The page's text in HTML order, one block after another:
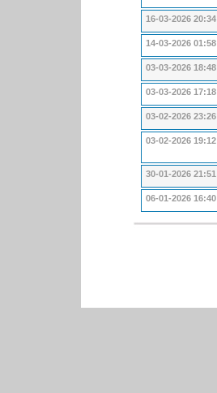
16-03-2026 20:34
14-03-2026 01:58
03-03-2026 18:48
03-03-2026 17:18
03-02-2026 23:26
03-02-2026 19:12
30-01-2026 21:51
06-01-2026 16:40